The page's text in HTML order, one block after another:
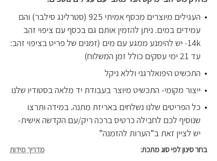
העגילים מיוצרים מכסף אמיתי 925 (סטרלינג סילבר) והם
עמידים במים. ניתן להזמין אותם גם בכסף עם ציפוי זהב
14k- יש להימנע ממגע עם מים (זמנים של פריט בציפוי זהב:
עד 21 ימי עסקים כולל זמן המשלוח)
התכשיט היפואלרגני וללא ניקל
ייצור מקומי- התכשיט מיוצר בעבודת יד מלאה בסטודיו שלנו
כל הפריטים שלנו נשלחים באריזת מתנה. במידה ותרצו
שנוסיף לכם לחבילה כרטיס ברכה ריק/עם הקדשה אישית-
יש לציין זאת ב”הערות להזמנה”
בחר סינון לפי סוג מתכת מדריך מידות